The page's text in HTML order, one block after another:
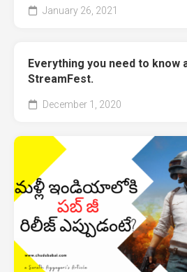
January 26, 2021
Everything you need to know
StreamFest.
December 1, 2020